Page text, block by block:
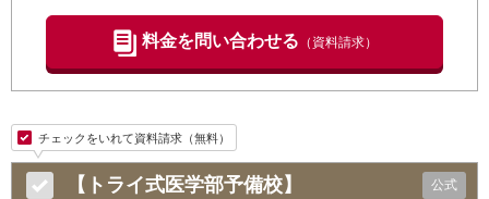
料金を問い合わせる （資料請求）
チェックをいれて資料請求（無料）
【トライ式医学部予備校】 公式